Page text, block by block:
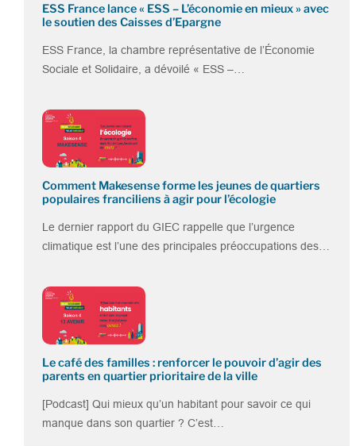
ESS France lance « ESS – L’économie en mieux » avec
le soutien des Caisses d’Epargne
ESS France, la chambre représentative de l’Économie
Sociale et Solidaire, a dévoilé « ESS –…
Comment Makesense forme les jeunes de quartiers
populaires franciliens à agir pour l’écologie
Le dernier rapport du GIEC rappelle que l’urgence
climatique est l’une des principales préoccupations des…
Le café des familles : renforcer le pouvoir d’agir des
parents en quartier prioritaire de la ville
[Podcast] Qui mieux qu’un habitant pour savoir ce qui
manque dans son quartier ? C’est…